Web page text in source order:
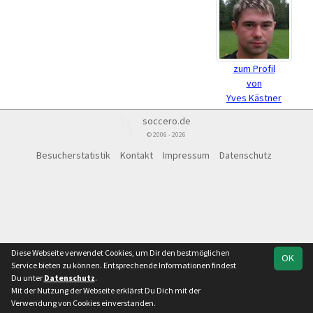
zum Profil
von
Yves Kästner
soccero.de
© 2006 - 2026
Besucherstatistik Kontakt Impressum Datenschutz
OK
Diese Webseite verwendet Cookies, um Dir den bestmöglichen
Service bieten zu können. Entsprechende Informationen findest
Du unter Datenschutz.
Mit der Nutzung der Webseite erklärst Du Dich mit der
Verwendung von Cookies einverstanden.